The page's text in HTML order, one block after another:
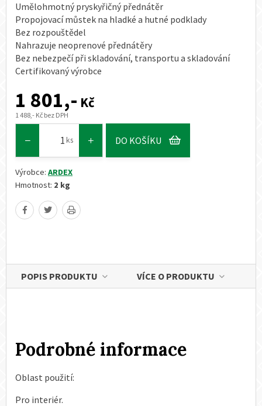
Umělohmotný pryskyřičný přednátěr
Propojovací můstek na hladké a hutné podklady
Bez rozpouštědel
Nahrazuje neoprenové přednátěry
Bez nebezpečí při skladování, transportu a skladování
Certifikovaný výrobce
1 801,- Kč
1 488,- Kč bez DPH
ks DO KOŠÍKU
Výrobce: ARDEX
Hmotnost: 2 kg
POPIS PRODUKTU VÍCE O PRODUKTU
Podrobné informace
Oblast použití:
Pro interiér.